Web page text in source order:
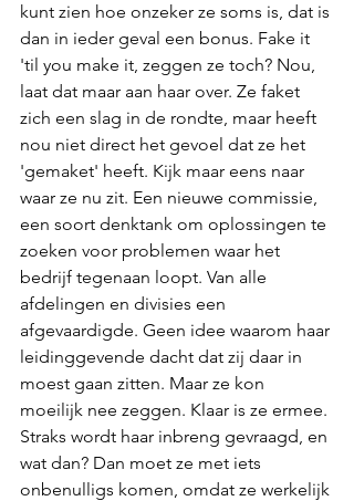
kunt zien hoe onzeker ze soms is, dat is
dan in ieder geval een bonus. Fake it
'til you make it, zeggen ze toch? Nou,
laat dat maar aan haar over. Ze faket
zich een slag in de rondte, maar heeft
nou niet direct het gevoel dat ze het
'gemaket' heeft. Kijk maar eens naar
waar ze nu zit. Een nieuwe commissie,
een soort denktank om oplossingen te
zoeken voor problemen waar het
bedrijf tegenaan loopt. Van alle
afdelingen en divisies een
afgevaardigde. Geen idee waarom haar
leidinggevende dacht dat zij daar in
moest gaan zitten. Maar ze kon
moeilijk nee zeggen. Klaar is ze ermee.
Straks wordt haar inbreng gevraagd, en
wat dan? Dan moet ze met iets
onbenulligs komen, omdat ze werkelijk